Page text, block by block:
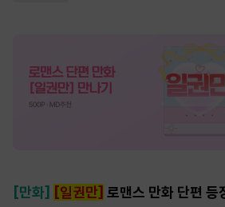
[만화] [일권만] 로맨스 만화 단편 등